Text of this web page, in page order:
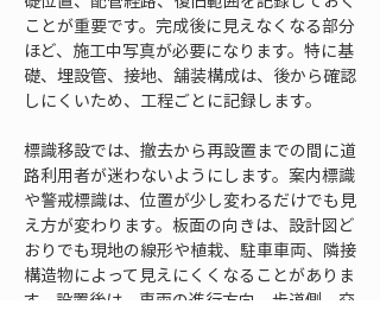
ことが重要です。完成後に見えなくなる部分
ほど、施工中写真が必要になります。特に基
礎、埋設管、接地、舗装構成は、後から確認
しにくいため、工程ごとに記録します。
標識移設では、撤去から再設置までの間に道
路利用者が迷わないようにします。案内標識
や警戒標識は、位置が少し変わるだけでも見
え方が変わります。板面の向きは、設計図ど
おりでも現地の線形や植栽、駐車車両、隣接
構造物によって見えにくくなることがありま
す。設置後は、車両の進行方向、歩道側、交